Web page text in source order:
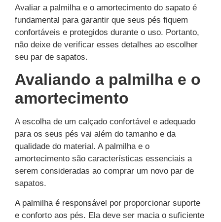
Avaliar a palmilha e o amortecimento do sapato é
fundamental para garantir que seus pés fiquem
confortáveis ​​e protegidos durante o uso. Portanto,
não deixe de verificar esses detalhes ao escolher
seu par de sapatos.
Avaliando a palmilha e o
amortecimento
A escolha de um calçado confortável e adequado
para os seus pés vai além do tamanho e da
qualidade do material. A palmilha e o
amortecimento são características essenciais a
serem consideradas ao comprar um novo par de
sapatos.
A palmilha é responsável por proporcionar suporte
e conforto aos pés. Ela deve ser macia o suficiente